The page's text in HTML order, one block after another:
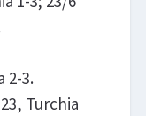
2-3.
Turchia